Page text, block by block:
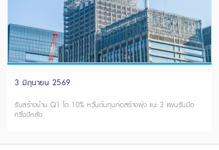
3 มิถุนายน 2569
รับสร้างบ้าน Q1 โต 10% หวั่นต้นทุนก่อสร้างพุ่ง แนะ 3 แผนรับมือ
ครึ่งปีหลัง